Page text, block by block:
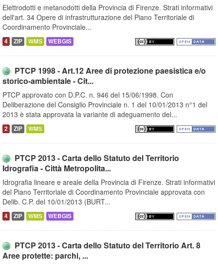
Elettrodotti e metanodotti della Provincia di Firenze. Strati informativi
dell'art. 34 Opere di infrastrutturazione del Piano Territoriale di
Coordinamento Provinciale...
4 ZIP WMS WEBGIS
PTCP 1998 - Art.12 Aree di protezione paesistica e/o
storico-ambientale - Cit...
PTCP approvato con D.P.C. n. 946 del 15/06/1998. Con
Deliberazione del Consiglio Provinciale n. 1 del 10/01/2013 n°1 del
2013 è stata approvata la variante di adeguamento del...
2 ZIP WMS
PTCP 2013 - Carta dello Statuto del Territorio
Idrografia - Città Metropolita...
Idrografia lineare e areale della Provincia di Firenze. Strati informativi
del Piano Territoriale di Coordinamento Provinciale approvata con
Delib. C.P. del 10/01/2013 (BURT...
4 ZIP WMS WEBGIS
PTCP 2013 - Carta dello Statuto del Territorio Art. 8
Aree protette: parchi, ...